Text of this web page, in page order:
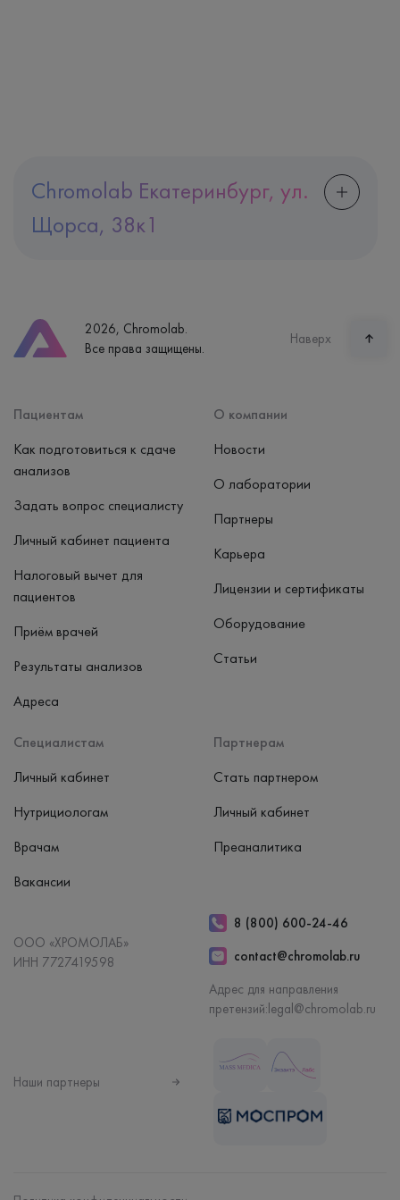
Chromolab Екатеринбург, ул.
Щорса, 38к1
Часы работы
пн-вс: 7:30-15:00
2026, Chromolab.
Все права защищены.
Наверх
Пациентам
Как подготовиться к сдаче
анализов
Задать вопрос специалисту
Личный кабинет пациента
Налоговый вычет для
пациентов
Приём врачей
Результаты анализов
Адреса
Специалистам
Личный кабинет
Нутрициологам
Врачам
Вакансии
Партнерам
Стать партнером
Личный кабинет
Преаналитика
О компании
Новости
О лаборатории
Партнеры
Карьера
Лицензии и сертификаты
Оборудование
Статьи
ООО «ХРОМОЛАБ»
ИНН 7727419598
8 (800) 600-24-46
contact@chromolab.ru
Адрес для направления
претензий:legal@chromolab.ru
Наши партнеры